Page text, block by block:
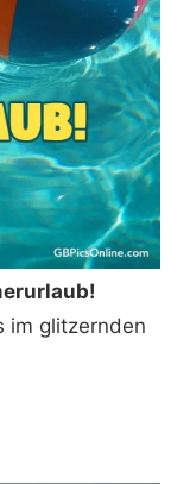
im glitzernden